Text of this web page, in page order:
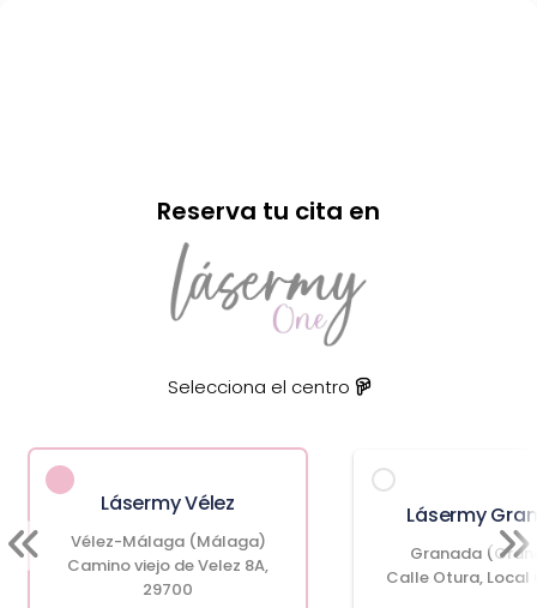
Reserva tu cita en
Selecciona el centro
Lásermy Vélez
Vélez-Málaga (Málaga)
Camino viejo de Velez 8A,
29700
Lásermy
Granada
Calle Otura, Local